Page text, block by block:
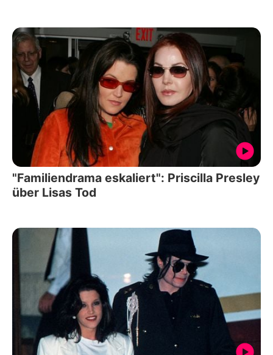
"Familiendrama eskaliert": Priscilla Presley
über Lisas Tod